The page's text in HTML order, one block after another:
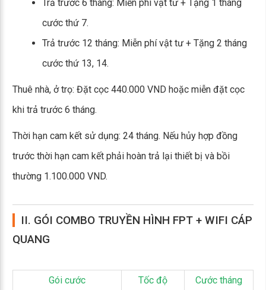
Trả trước 6 tháng: Miễn phí vật tư + Tặng 1 tháng
cước thứ 7.
Trả trước 12 tháng: Miễn phí vật tư + Tặng 2 tháng
cước thứ 13, 14.
Thuê nhà, ở trọ: Đặt cọc 440.000 VND hoặc miễn đặt cọc
khi trả trước 6 tháng.
Thời hạn cam kết sử dụng: 24 tháng. Nếu hủy hợp đồng
trước thời hạn cam kết phải hoàn trả lại thiết bị và bồi
thường 1.100.000 VND.
II. GÓI COMBO TRUYỀN HÌNH FPT + WIFI CÁP
QUANG
Gói cước Tốc độ
Cước tháng